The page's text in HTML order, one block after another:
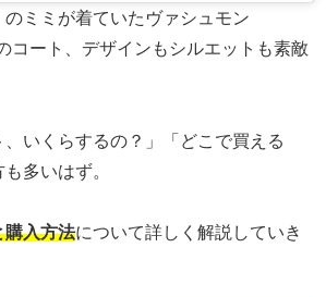
のミミが着ていたヴァシュモン
コート、デザインもシルエットも素敵
いくらするの？」「どこで買える
多いはず。
購入方法について詳しく解説していき